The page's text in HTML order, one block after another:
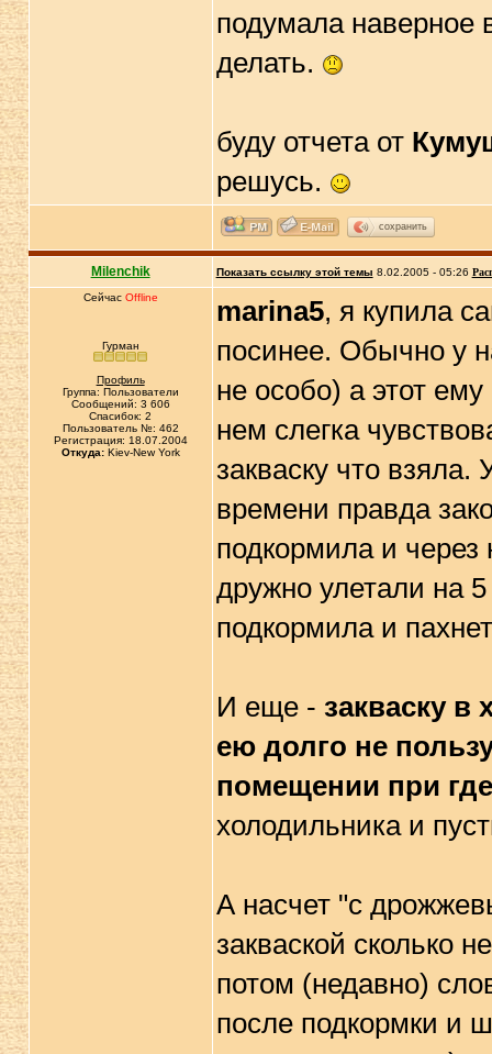
подумала наверное
делать.
буду отчета от
решусь.
сохранить
Milenchik Показать ссылку этой темы 8.02.2005 - 05:26
Сейчас Offline
Гурман
Профиль
Группа: Пользователи
Сообщений: 3 606
Спасибок: 2
Пользователь №: 462
Регистрация: 18.07.2004
Откуда:Kiev-New York
marina5, я купила
посинее. Обычно у
не особо) а этот
нем слегка
закваску что
времени правда
подкормила и через
дружно улетали на
подкормила и
И еще - закваску в
ею долго не
помещении при
холодильника и
А насчет "с
закваской сколько
потом (недавно)
после подкормки и